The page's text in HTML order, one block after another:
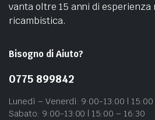
vanta oltre 15 anni di
ricambistica.
Bisogno di Aiuto?
0775 899842
Lunedì – Venerdì: 9:00-13:00 |
Sabato: 9:00-13:00 | 15:00 – 16:30